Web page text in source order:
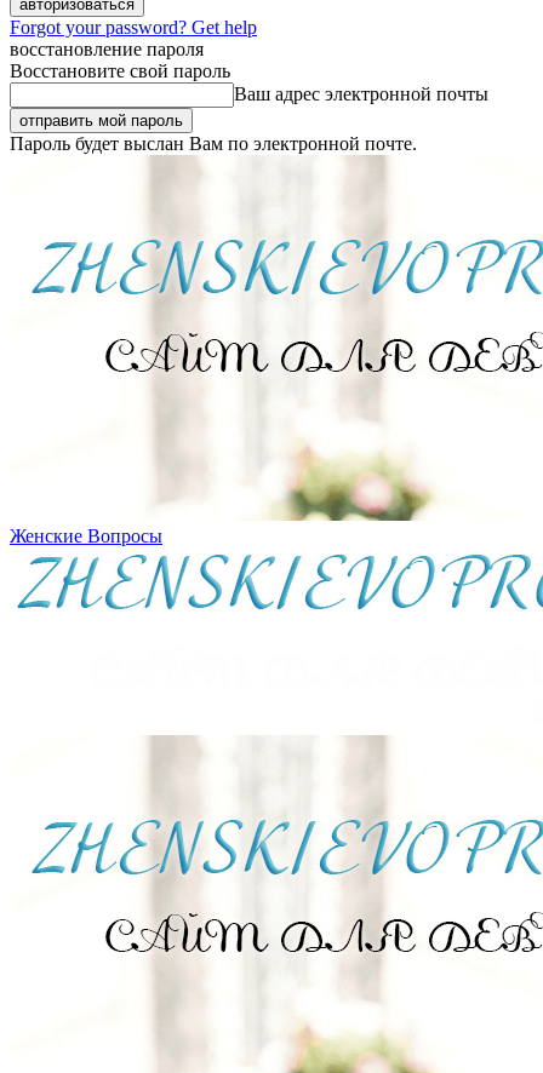
Forgot your password? Get help
восстановление пароля
Восстановите свой пароль
Ваш адрес электронной почты
Пароль будет выслан Вам по электронной почте.
Женские Вопросы